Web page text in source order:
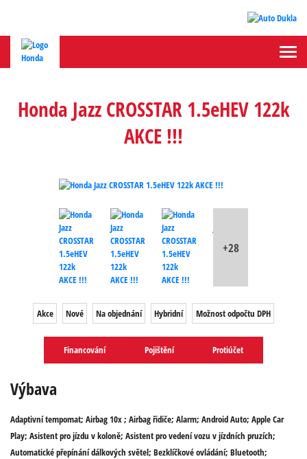
Honda Jazz CROSSTAR 1.5eHEV 122k
AKCE !!!
Akce Nové Na objednání Hybridní Možnost odpočtu DPH
Financování Pojištění Protiúčet
Výbava
Adaptivní tempomat; Airbag 10x ; Airbag řidiče; Alarm; Android Auto; Apple Car
Play; Asistent pro jízdu v koloně; Asistent pro vedení vozu v jízdních pruzích;
Automatické přepínání dálkových světel; Bezklíčkové ovládání; Bluetooth;